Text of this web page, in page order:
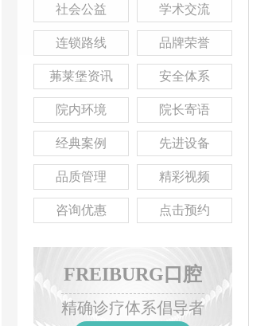
社会公益 学术交流
连锁路线 品牌荣誉
茀莱堡资讯 安全体系
院内环境 院长寄语
经典案例 先进设备
品质管理 精彩视频
咨询优惠 点击预约
FREIBURG口腔
精确诊疗体系倡导者